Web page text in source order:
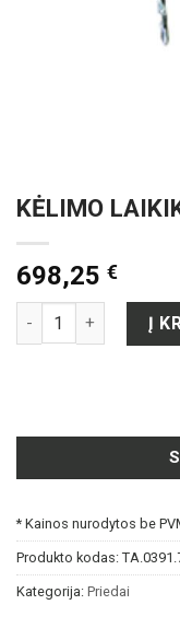
KĖLIMO
698,25 €
produkto kiekis: Į
* Kainos nurodytos be
Produkto kodas:
Kategorija: Priedai